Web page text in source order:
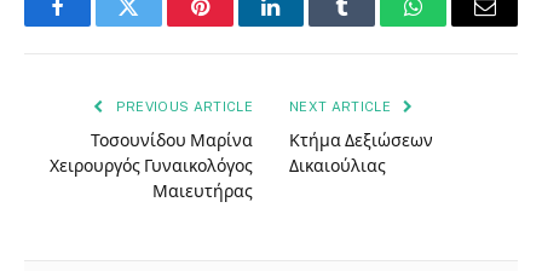
FacebookTwitter PinterestLinkedInTumblr WhatsAppEmail
PREVIOUS ARTICLE
Τοσουνίδου Μαρίνα
Χειρουργός Γυναικολόγος
Μαιευτήρας
NEXT ARTICLE
Κτήμα Δεξιώσεων
Δικαιούλιας